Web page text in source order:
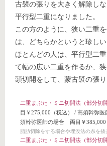
古襞の張りを大きく解除し
平行型二重になりました。
この方のように、狭い二重
は、どちらかというと珍しい
ほとんどの人は、平行型二
て幅の広い二重を作るか、
頭切開をして、蒙古襞の張
二重まぶた・ミニ切開法（部分切開
目￥275,000（税込）
/ 高須幹弥医
須幹弥医師の場合 両目￥385,000
脂肪切除をする場合や埋没法の糸を
二重まぶた・ミニ切開法（部分切開